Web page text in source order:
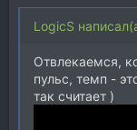
LogicS
Отвлекаемся,
пульс, темп -
так считает )